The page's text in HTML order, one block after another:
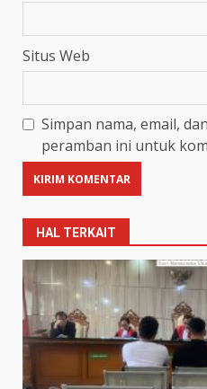
Situs Web
Simpan nama, email,
peramban ini untuk
HAL TERKAIT